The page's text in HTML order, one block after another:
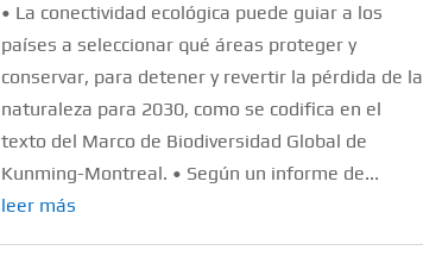
• La conectividad ecológica puede guiar a los
países a seleccionar qué áreas proteger y
conservar, para detener y revertir la pérdida de la
naturaleza para 2030, como se codifica en el
texto del Marco de Biodiversidad Global de
Kunming-Montreal. • Según un informe de...
leer más